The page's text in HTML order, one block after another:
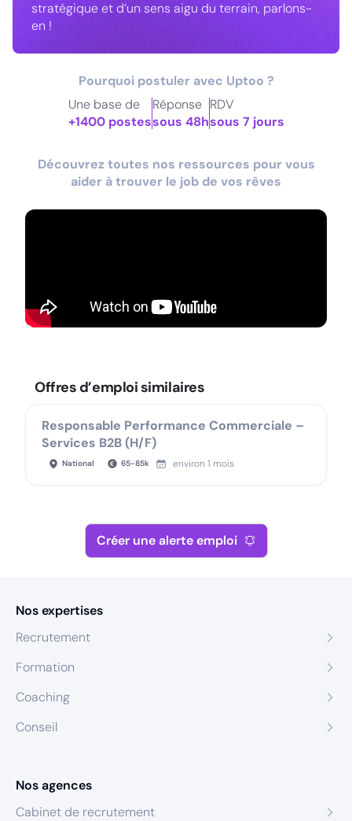
stratégique et d’un sens aigu du terrain, parlons-
en !
Pourquoi postuler avec Uptoo ?
Une base de
+1400 postes
Réponse
sous 48h
RDV
sous 7 jours
Découvrez toutes nos ressources pour vous
aider à trouver le job de vos rêves
Offres d’emploi similaires
Responsable Performance Commerciale –
Services B2B (H/F)
National 65-85k environ 1 mois
Créer une alerte emploi
Nos expertises
Recrutement
Formation
Coaching
Conseil
Nos agences
Cabinet de recrutement